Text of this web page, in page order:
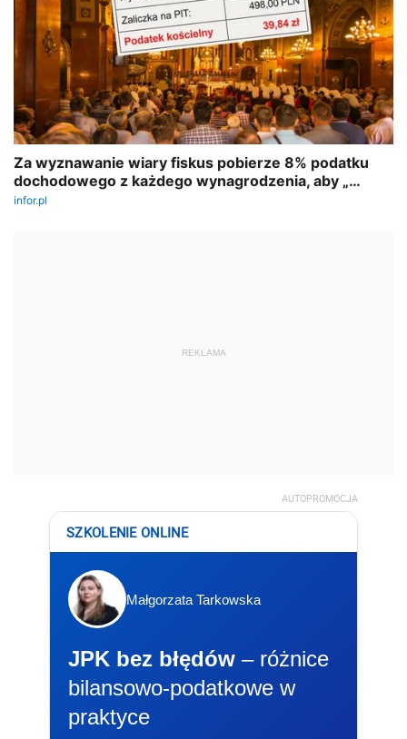
REKLAMA
AUTOPROMOCJA
SZKOLENIE ONLINE
Małgorzata Tarkowska
JPK bez błędów – różnice
bilansowo-podatkowe w
praktyce